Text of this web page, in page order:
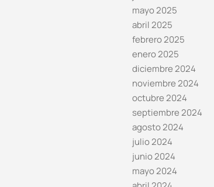
mayo 2025
abril 2025
febrero 2025
enero 2025
diciembre 2024
noviembre 2024
octubre 2024
septiembre 2024
agosto 2024
julio 2024
junio 2024
mayo 2024